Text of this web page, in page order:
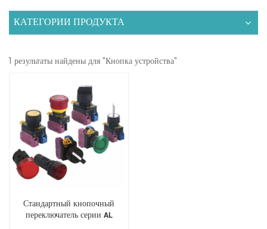
КАТЕГОРИИ ПРОДУКТА
1 результаты найдены для "Кнопка устройства"
Стандартный кнопочный
переключатель серии AL